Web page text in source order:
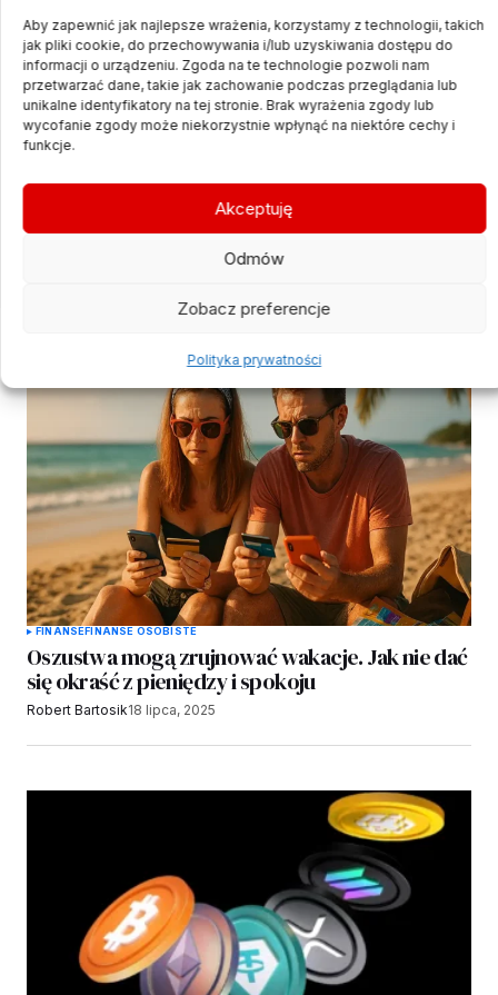
Aby zapewnić jak najlepsze wrażenia, korzystamy z technologii, takich
jak pliki cookie, do przechowywania i/lub uzyskiwania dostępu do
informacji o urządzeniu. Zgoda na te technologie pozwoli nam
przetwarzać dane, takie jak zachowanie podczas przeglądania lub
unikalne identyfikatory na tej stronie. Brak wyrażenia zgody lub
wycofanie zgody może niekorzystnie wpłynąć na niektóre cechy i
funkcje.
Akceptuję
Odmów
Zobacz preferencje
Polityka prywatności
Kamil GlińskiZaktualizowano: 13 lipca, 2025
FINANSEFINANSE OSOBISTE
Oszustwa mogą zrujnować wakacje. Jak nie dać
się okraść z pieniędzy i spokoju
Robert Bartosik18 lipca, 2025